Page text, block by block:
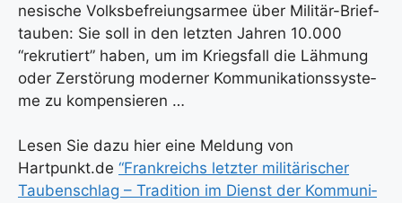
ne­si­sche Volks­be­frei­ungs­ar­mee über Mili­tär-Brief­
tau­ben: Sie soll in den letz­ten Jah­ren 10.000
“rekru­tiert” haben, um im Kriegs­fall die Läh­mung
oder Zer­stö­rung moder­ner Kom­mu­ni­ka­ti­ons­sys­te­
me zu kom­pen­sie­ren …
Lesen Sie dazu hier eine Mel­dung von
Hartpunkt.de “Frank­reichs letz­ter mili­tä­ri­scher
Tau­ben­schlag – Tra­di­ti­on im Dienst der Kom­mu­ni­